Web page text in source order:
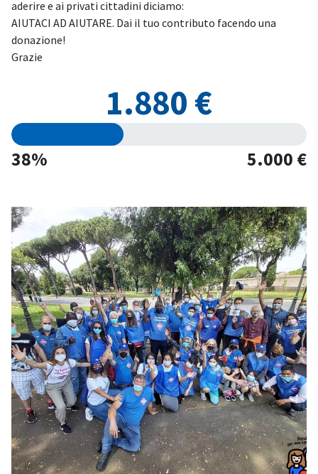
aderire e ai privati cittadini diciamo:
AIUTACI AD AIUTARE. Dai il tuo contributo facendo una
donazione!
Grazie
1.880 €
38% 5.000 €